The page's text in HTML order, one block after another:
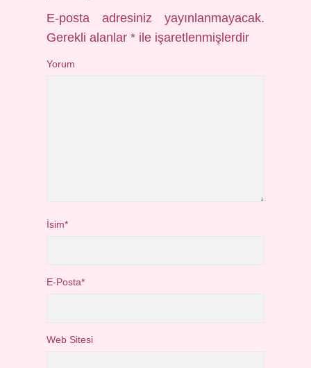
E-posta adresiniz yayınlanmayacak.
Gerekli alanlar* ile işaretlenmişlerdir
Yorum
İsim*
E-Posta*
Web Sitesi